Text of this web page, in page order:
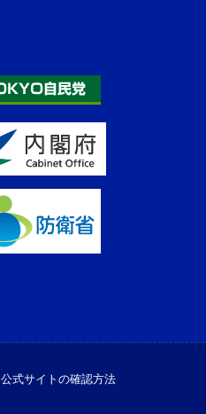
公式サイトの確認方法